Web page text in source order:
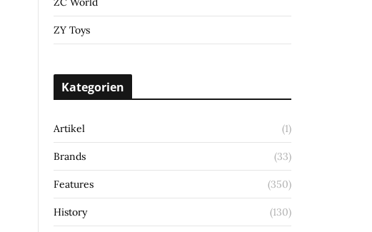
ZY Toys
Kategorien
Artikel (1)
Brands (33)
Features (350)
History (130)